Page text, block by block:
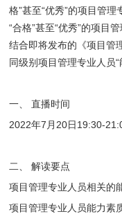
格”甚至“优秀”的项目管
“合格”甚至“优秀”的项目
结合即将发布的《项目管
同级别项目管理专业人员“
一、 直播时间
2022年7月20日19:30-
二、 解读要点
项目管理专业人员相关的
项目管理专业人员能力素